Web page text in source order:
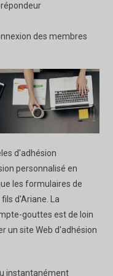
des membres
d'adhésion
personnalisé en
les formulaires de
d'Ariane. La
gouttes est de loin
un site Web d'adhésion
instantanément